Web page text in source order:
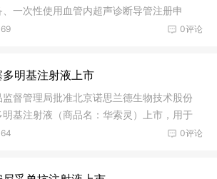
一次性使用血管内超声诊断导管注册申
0评论
明基注射液上市
管理局批准北京诺思兰德生物技术股份
基注射液（商品名：华索灵）上市，用于
0评论